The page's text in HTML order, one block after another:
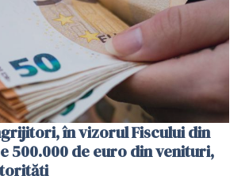
în vizorul Fiscului din
500.000 de euro din venituri,